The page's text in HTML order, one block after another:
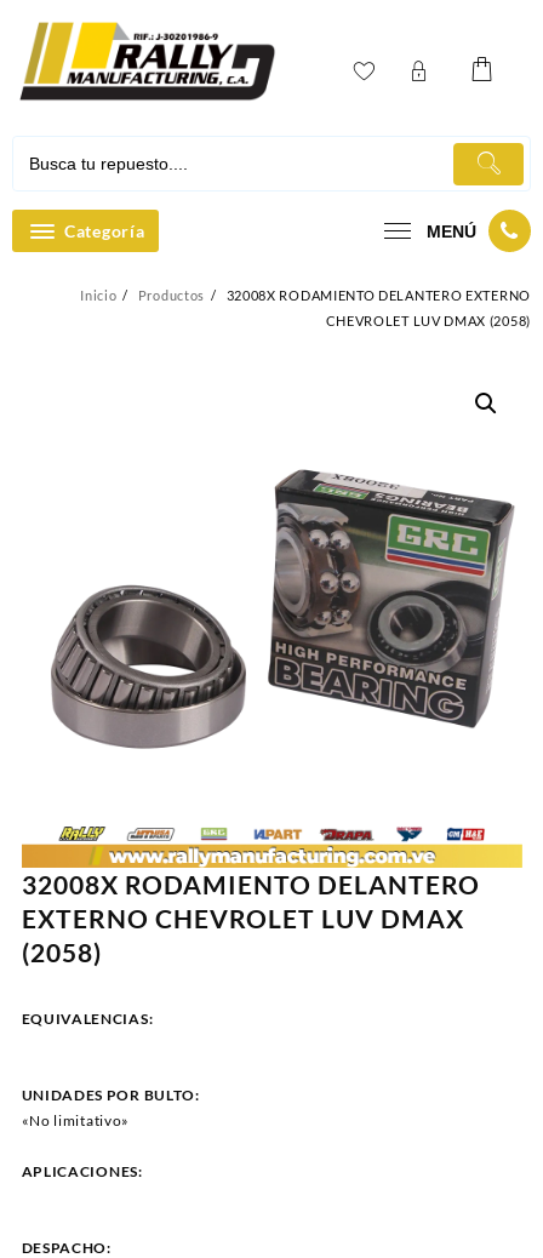
contenido
Categoría MENÚ
Inicio Productos
32008X RODAMIENTO DELANTERO EXTERNO
CHEVROLET LUV DMAX (2058)
32008X RODAMIENTO DELANTERO
EXTERNO CHEVROLET LUV DMAX
(2058)
EQUIVALENCIAS:
UNIDADES POR BULTO:
«No limitativo»
APLICACIONES:
DESPACHO: